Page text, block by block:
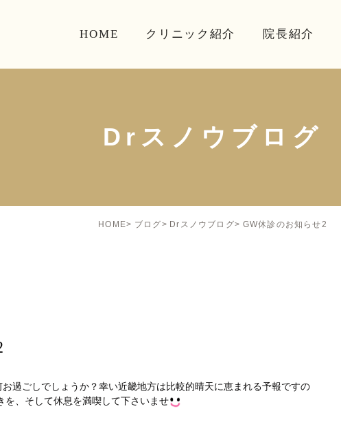
HOME クリニック紹介 院長紹介
Drスノウブログ
HOME ブログ Drスノウブログ GW休診のお知らせ2
過ごしでしょうか？幸い近畿地方は比較的晴天に恵まれる予報ですの
、そして休息を満喫して下さいませ